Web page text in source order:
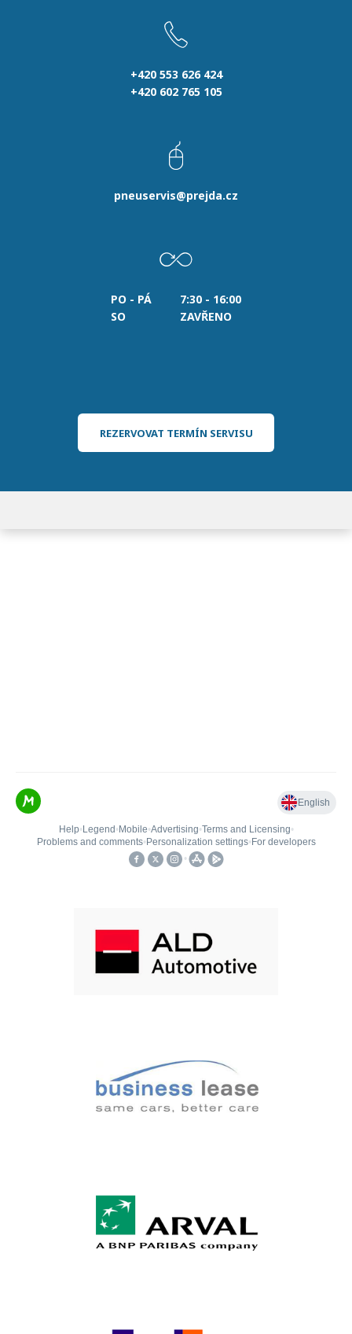
+420 553 626 424
+420 602 765 105
pneuservis@prejda.cz
PO - PÁ
7:30 - 16:00
SO
ZAVŘENO
REZERVOVAT TERMÍN SERVISU